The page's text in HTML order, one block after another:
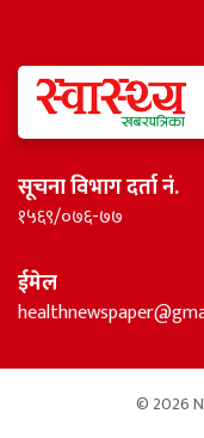
सूचना विभाग दर्ता नं.
१५६९/०७६-७७
ईमेल
© 2026